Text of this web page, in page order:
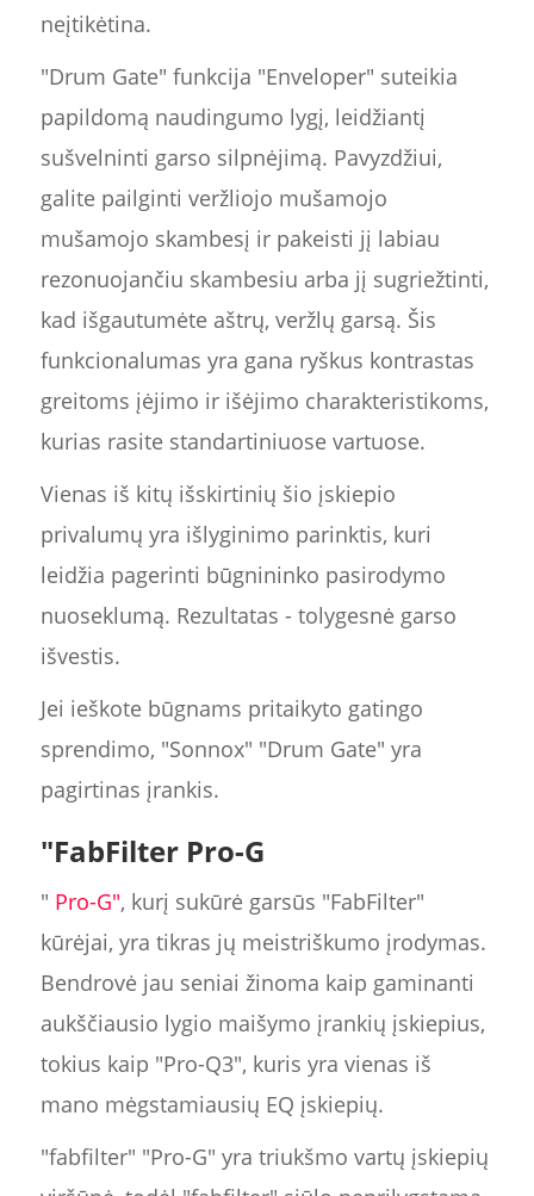
neįtikėtina.
"Drum Gate" funkcija "Enveloper" suteikia
papildomą naudingumo lygį, leidžiantį
sušvelninti garso silpnėjimą. Pavyzdžiui,
galite pailginti veržliojo mušamojo
mušamojo skambesį ir pakeisti jį labiau
rezonuojančiu skambesiu arba jį sugriežtinti,
kad išgautumėte aštrų, veržlų garsą. Šis
funkcionalumas yra gana ryškus kontrastas
greitoms įėjimo ir išėjimo charakteristikoms,
kurias rasite standartiniuose vartuose.
Vienas iš kitų išskirtinių šio įskiepio
privalumų yra išlyginimo parinktis, kuri
leidžia pagerinti būgnininko pasirodymo
nuoseklumą. Rezultatas - tolygesnė garso
išvestis.
Jei ieškote būgnams pritaikyto gatingo
sprendimo, "Sonnox" "Drum Gate" yra
pagirtinas įrankis.
"FabFilter Pro-G
" Pro-G", kurį sukūrė garsūs "FabFilter"
kūrėjai, yra tikras jų meistriškumo įrodymas.
Bendrovė jau seniai žinoma kaip gaminanti
aukščiausio lygio maišymo įrankių įskiepius,
tokius kaip "Pro-Q3", kuris yra vienas iš
mano mėgstamiausių EQ įskiepių.
"fabfilter" "Pro-G" yra triukšmo vartų įskiepių